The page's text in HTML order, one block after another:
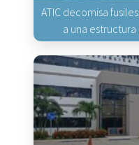
ATIC decomisa
a una